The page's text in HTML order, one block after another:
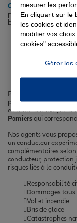
Complémentaire santé
pour vous et votre
besoins et à votre
Votre
ou
Pamiers, avec son
propice aux
en toute sérénité, il est
Pamiersqui
Nos agents vous
un conducteur
complémentaires
conducteur, protection
risques liés à la
Responsabilité
Dommages tous
Vol et incendie
Bris de glace
Catastrophes
mesurer les
En cliquant sur le
les cookies et
modifier vos
cookies"
Gérer les